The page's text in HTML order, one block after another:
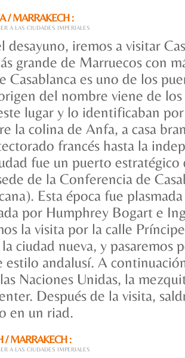
/ MARRAKECH :
A LAS CIUDADES IMPERIALES
desayuno, iremos a visitar
grande de Marruecos con
Casablanca es uno de los
del nombre viene de
lugar y lo identificaban
la colina de Anfa, a casa
francés hasta la
fue un puerto
de la Conferencia de
Esta época fue
por Humphrey Bogart e
la visita por la calle
ciudad nueva, y pasaremos
estilo andalusí. A
Naciones Unidas, la
Después de la visita,
en un riad.
/ MARRAKECH :
A LAS CIUDADES IMPERIALES